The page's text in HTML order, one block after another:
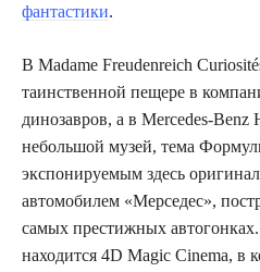
фантастики.
В Madame Freudenreich
таинственной пещере в
динозавров, а в Mercedes-
небольшой музей, тема
экспонируемым здесь
автомобилем «Мерседес»,
самых престижных
находится 4D Magic Cinema, в